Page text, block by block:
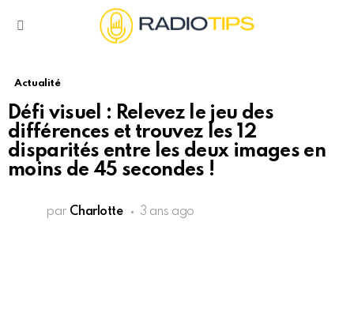
Actualité
Défi visuel : Relevez le jeu des
différences et trouvez les 12
disparités entre les deux images en
moins de 45 secondes !
par Charlotte 3 ans ago